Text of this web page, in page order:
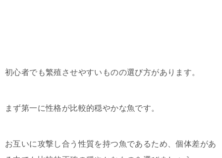
初心者でも繁殖させやすいものの選び方があります。
まず第一に性格が比較的穏やかな魚です。
お互いに攻撃し合う性質を持つ魚であるため、個体差があ